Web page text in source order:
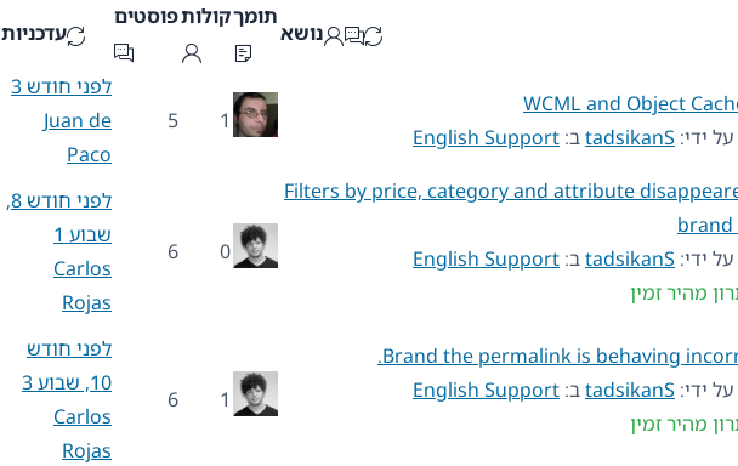
נושא
תומךקולותפוסטים
עדכניות
WCML and Object
ידי: tadsikanSב: English Support
1
5
לפני חודש 3
Juan de
Paco
Filters by price, category and attribute
brand
ידי: tadsikanSב: English Support
מהיר זמין
0
6
לפני חודש 8,
שבוע 1
Carlos
Rojas
Brand the permalink is behaving
ידי: tadsikanSב: English Support
מהיר זמין
1
6
לפני חודש
10, שבוע 3
Carlos
Rojas